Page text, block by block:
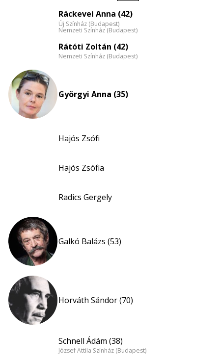
eloszlás
nagyítása
Ráckevei Anna (42)
Új Színház (Budapest)
Nemzeti Színház (Budapest)
Rátóti Zoltán (42)
Nemzeti Színház (Budapest)
Györgyi Anna (35)
Hajós Zsófi
Hajós Zsófia
Radics Gergely
Galkó Balázs (53)
Horváth Sándor (70)
Schnell Ádám (38)
József Attila Színház (Budapest)